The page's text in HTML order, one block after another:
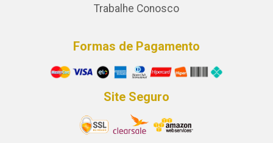
Trabalhe Conosco
Formas de Pagamento
Site Seguro